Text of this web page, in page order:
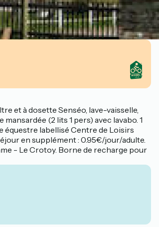
et à dosette Senséo, lave-vaisselle,
mansardée (2 lits 1 pers) avec lavabo. 1
équestre labellisé Centre de Loisirs
en supplément : 0.95€/jour/adulte.
- Le Crotoy. Borne de recharge pour